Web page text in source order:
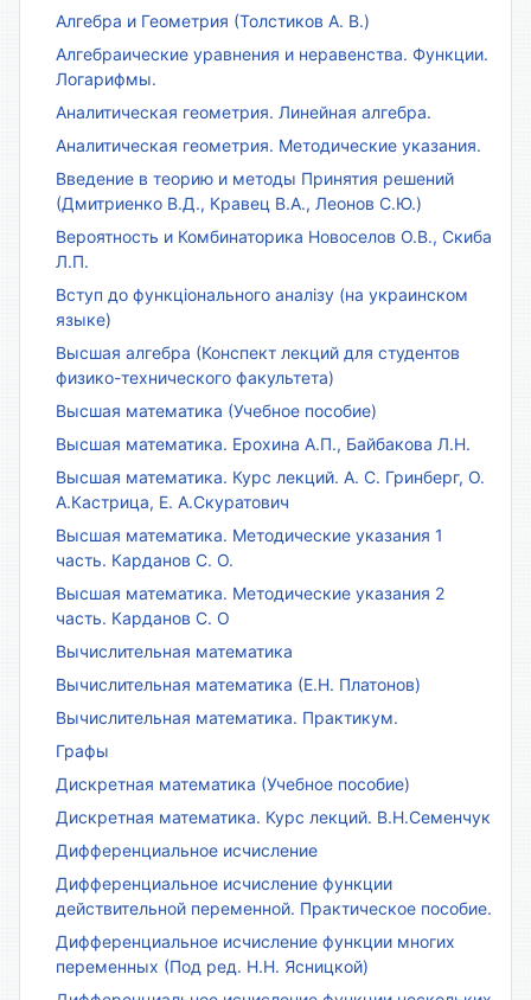
Алгебра и Геометрия (Толстиков А. В.)
Алгебраические уравнения и неравенства. Функции.
Логарифмы.
Аналитическая геометрия. Линейная алгебра.
Аналитическая геометрия. Методические указания.
Введение в теорию и методы Принятия решений
(Дмитриенко В.Д., Кравец В.А., Леонов С.Ю.)
Вероятность и Комбинаторика Новоселов О.В., Скиба
Л.П.
Вступ до функціонального аналізу (на украинском
языке)
Высшая алгебра (Конспект лекций для студентов
физико-технического факультета)
Высшая математика (Учебное пособие)
Высшая математика. Ерохина А.П., Байбакова Л.Н.
Высшая математика. Курс лекций. А. С. Гринберг, О.
А.Кастрица, Е. А.Скуратович
Высшая математика. Методические указания 1
часть. Карданов С. О.
Высшая математика. Методические указания 2
часть. Карданов С. О
Вычислительная математика
Вычислительная математика (Е.Н. Платонов)
Вычислительная математика. Практикум.
Графы
Дискретная математика (Учебное пособие)
Дискретная математика. Курс лекций. В.Н.Семенчук
Дифференциальное исчисление
Дифференциальное исчисление функции
действительной переменной. Практическое пособие.
Дифференциальное исчисление функции многих
переменных (Под ред. Н.Н. Ясницкой)